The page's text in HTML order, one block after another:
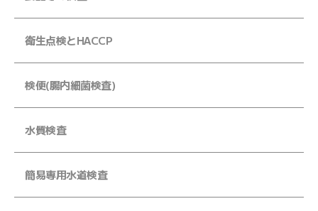
衛生点検とHACCP
検便(腸内細菌検査)
水質検査
簡易専用水道検査